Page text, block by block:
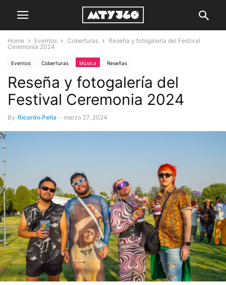
Home Eventos Coberturas
Reseña y fotogalería del Festival
Ceremonia 2024
Eventos Coberturas Música Reseñas
Reseña y fotogalería del
Festival Ceremonia 2024
By Ricardo Peña - marzo 27, 2024